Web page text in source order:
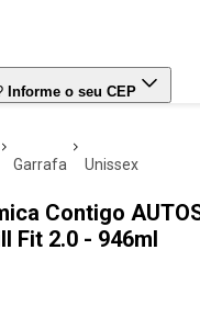
Informe o seu CEP
garrafa unissex
Contigo
Fit 2.0 - 946ml